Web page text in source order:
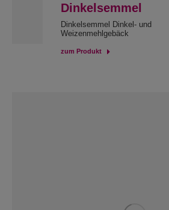
Dinkelsemmel
Dinkelsemmel Dinkel- und
Weizenmehlgebäck
zum Produkt